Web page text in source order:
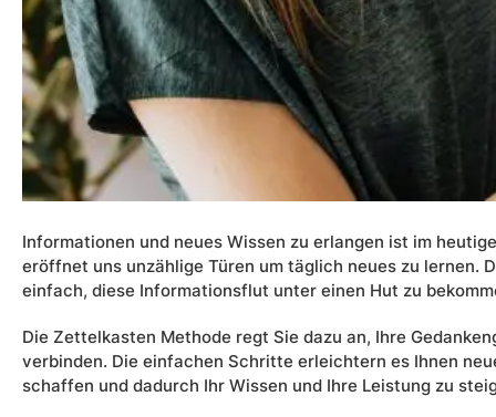
Informationen und neues Wissen zu erlangen ist im
eröffnet uns unzählige Türen um täglich neues zu lernen.
einfach, diese Informationsflut unter einen Hut zu
Die Zettelkasten Methode regt Sie dazu an, Ihre
verbinden. Die einfachen Schritte erleichtern es Ihnen
schaffen und dadurch Ihr Wissen und Ihre Leistung zu